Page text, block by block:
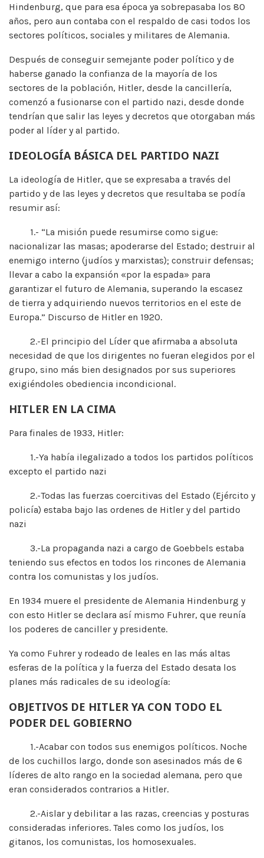
Hindenburg, que para esa época ya sobrepasaba los 80
años, pero aun contaba con el respaldo de casi todos los
sectores políticos, sociales y militares de Alemania.
Después de conseguir semejante poder político y de
haberse ganado la confianza de la mayoría de los
sectores de la población, Hitler, desde la cancillería,
comenzó a fusionarse con el partido nazi, desde donde
tendrían que salir las leyes y decretos que otorgaban más
poder al líder y al partido.
IDEOLOGÍA BÁSICA DEL PARTIDO NAZI
La ideología de Hitler, que se expresaba a través del
partido y de las leyes y decretos que resultaba se podía
resumir así:
1.- “La misión puede resumirse como sigue:
nacionalizar las masas; apoderarse del Estado; destruir al
enemigo interno (judíos y marxistas); construir defensas;
llevar a cabo la expansión «por la espada» para
garantizar el futuro de Alemania, superando la escasez
de tierra y adquiriendo nuevos territorios en el este de
Europa.” Discurso de Hitler en 1920.
2.-El principio del Líder que afirmaba a absoluta
necesidad de que los dirigentes no fueran elegidos por el
grupo, sino más bien designados por sus superiores
exigiéndoles obediencia incondicional.
HITLER EN LA CIMA
Para finales de 1933, Hitler:
1.-Ya había ilegalizado a todos los partidos políticos
excepto el partido nazi
2.-Todas las fuerzas coercitivas del Estado (Ejército y
policía) estaba bajo las ordenes de Hitler y del partido
nazi
3.-La propaganda nazi a cargo de Goebbels estaba
teniendo sus efectos en todos los rincones de Alemania
contra los comunistas y los judíos.
En 1934 muere el presidente de Alemania Hindenburg y
con esto Hitler se declara así mismo Fuhrer, que reunía
los poderes de canciller y presidente.
Ya como Fuhrer y rodeado de leales en las más altas
esferas de la política y la fuerza del Estado desata los
planes más radicales de su ideología:
OBJETIVOS DE HITLER YA CON TODO EL
PODER DEL GOBIERNO
1.-Acabar con todos sus enemigos políticos. Noche
de los cuchillos largo, donde son asesinados más de 6
líderes de alto rango en la sociedad alemana, pero que
eran considerados contrarios a Hitler.
2.-Aislar y debilitar a las razas, creencias y posturas
consideradas inferiores. Tales como los judíos, los
gitanos, los comunistas, los homosexuales.